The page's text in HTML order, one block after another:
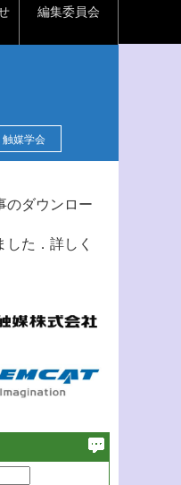
編集委員会
媒学会
のダウンロー
た．詳しく